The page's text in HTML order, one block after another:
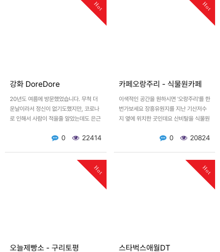
Hot
강화 DoreDore
20년도 여름에 방문했었습니다. 무척 더
운날이라서 정신이 없기도했지만, 코로나
로 인해서 사람이 적을줄 알았는데도 은근
라. 산책하기 아주 좋았…0 22414
Hot
카페오랑주리 - 식물원카페
이색적인 공간을 원하시면 '오랑주리'를 한
번가보세요 장흥유원지를 지난 기산저수
지 옆에 위치한 곳인데요 산비탈을 식물원
카페로 한참유명했던 부근…
0 20824
Hot
오늘제빵소 - 구리토평
Hot
스타벅스애월DT